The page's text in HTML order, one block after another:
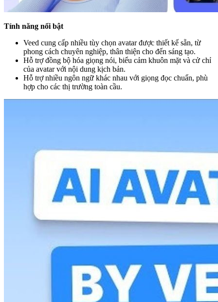
Tính năng nổi bật
Veed cung cấp nhiều tùy chọn avatar được thiết kế sẵn, từ
phong cách chuyên nghiệp, thân thiện cho đến sáng tạo.
Hỗ trợ đồng bộ hóa giọng nói, biểu cảm khuôn mặt và cử chỉ
của avatar với nội dung kịch bản.
Hỗ trợ nhiều ngôn ngữ khác nhau với giọng đọc chuẩn, phù
hợp cho các thị trường toàn cầu.